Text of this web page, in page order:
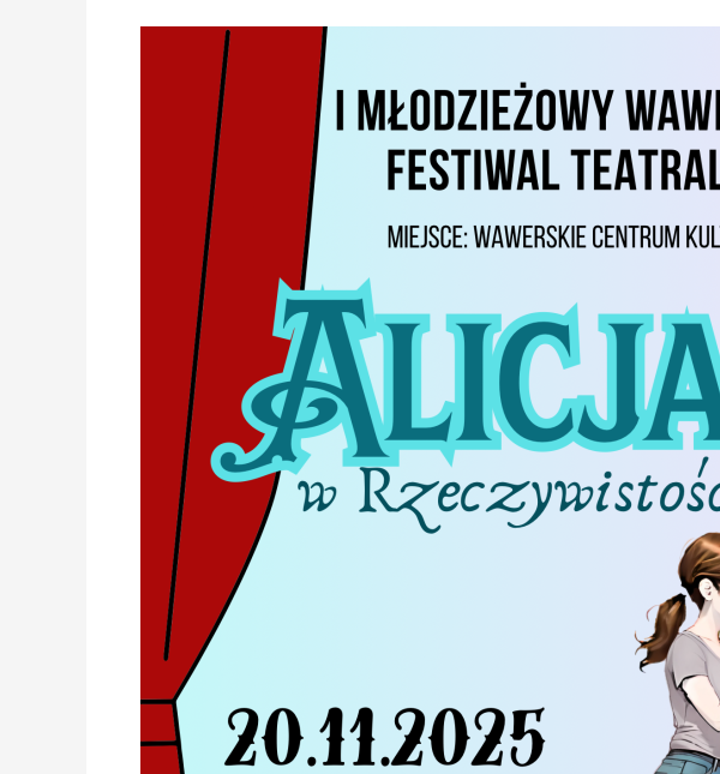
partnerem
Pierwszego
Młodzieżowego
Wawerskiego
Festiwalu
Teatralnego.